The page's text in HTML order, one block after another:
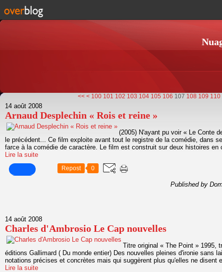
<< < 100 101 102 103 104 105 106 107 108 109 110
14 août 2008
Arnaud Desplechin « Rois et reine »
(2005) N'ayant pu voir « Le Conte
le précédent... Ce film exploite avant tout le registre de la comédie, dans
farce à la comédie de caractère. Le film est construit sur deux histoires en
Lire la suite
Repost 0
Published by
14 août 2008
Charles d'Ambrosio Le Cap nouvelles
Titre original « The Point » 1995,
éditions Gallimard ( Du monde entier) Des nouvelles pleines d'ironie sans
notations précises et concrètes mais qui suggèrent plus qu'elles ne disent
Lire la suite